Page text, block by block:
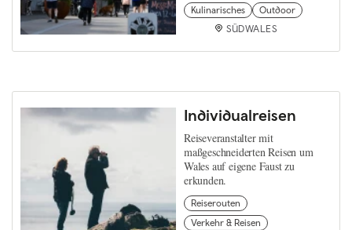
Kulinarisches
Outdoor
SÜDWALES
Individualreisen
Reiseveranstalter mit
maßgeschneiderten Reisen um
Wales auf eigene Faust zu
erkunden.
Reiserouten
Verkehr & Reisen